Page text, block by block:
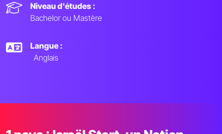
Niveau d'études :
Bachelor ou Mastère
Langue :
Anglais